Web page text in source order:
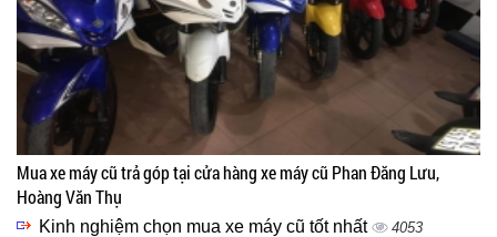
Mua xe máy cũ trả góp tại cửa hàng xe máy cũ Phan Đăng Lưu,
Hoàng Văn Thụ
Kinh nghiệm chọn mua xe máy cũ tốt nhất 4053